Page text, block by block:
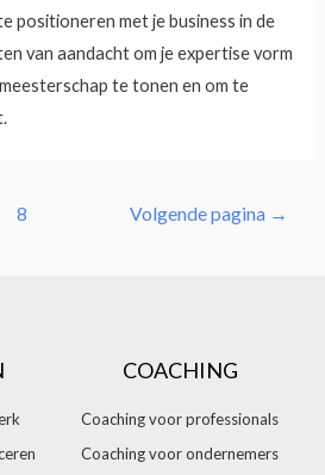
positioneren met je business in de
van aandacht om je expertise vorm
te tonen en om te
8 Volgende pagina →
COACHING
Coaching voor professionals
Coaching voor ondernemers